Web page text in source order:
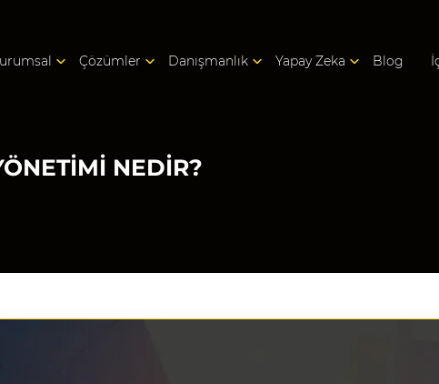
Çözümler Danışmanlık Yapay Zeka Blog
NEDIR?